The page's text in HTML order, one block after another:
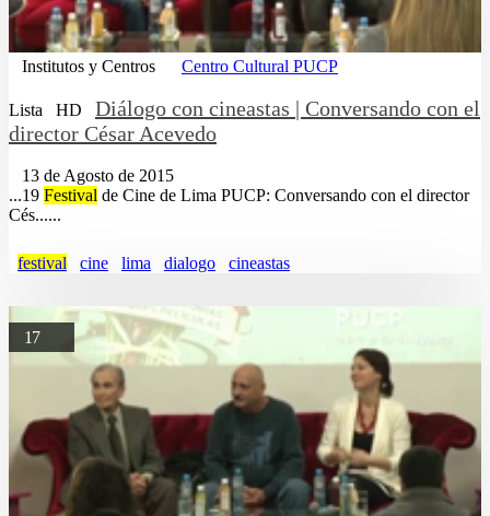
Institutos y Centros Centro Cultural PUCP
Lista HD
Diálogo con cineastas | Conversando con el
director César Acevedo
13 de Agosto de 2015
...19 Festival de Cine de Lima PUCP: Conversando con el director
Cés......
festival cine lima dialogo cineastas
17